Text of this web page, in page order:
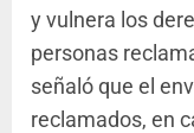
y vulnera los
personas
señaló que el
reclamados, en